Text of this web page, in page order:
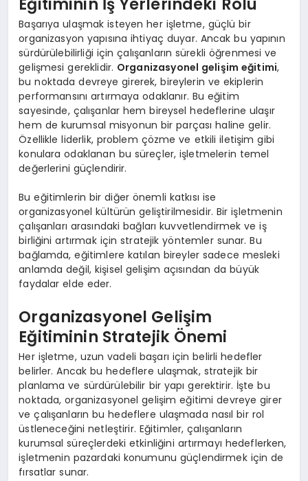
Başarıya ulaşmak isteyen her işletme, güçlü bir
organizasyon yapısına ihtiyaç duyar. Ancak bu yapının
sürdürülebilirliği için çalışanların sürekli öğrenmesi ve
gelişmesi gereklidir. Organizasyonel gelişim eğitimi,
bu noktada devreye girerek, bireylerin ve ekiplerin
performansını artırmaya odaklanır. Bu eğitim
sayesinde, çalışanlar hem bireysel hedeflerine ulaşır
hem de kurumsal misyonun bir parçası haline gelir.
Özellikle liderlik, problem çözme ve etkili iletişim gibi
konulara odaklanan bu süreçler, işletmelerin temel
değerlerini güçlendirir.
Bu eğitimlerin bir diğer önemli katkısı ise
organizasyonel kültürün geliştirilmesidir. Bir işletmenin
çalışanları arasındaki bağları kuvvetlendirmek ve iş
birliğini artırmak için stratejik yöntemler sunar. Bu
bağlamda, eğitimlere katılan bireyler sadece mesleki
anlamda değil, kişisel gelişim açısından da büyük
faydalar elde eder.
Organizasyonel Gelişim
Eğitiminin Stratejik Önemi
Her işletme, uzun vadeli başarı için belirli hedefler
belirler. Ancak bu hedeflere ulaşmak, stratejik bir
planlama ve sürdürülebilir bir yapı gerektirir. İşte bu
noktada, organizasyonel gelişim eğitimi devreye girer
ve çalışanların bu hedeflere ulaşmada nasıl bir rol
üstleneceğini netleştirir. Eğitimler, çalışanların
kurumsal süreçlerdeki etkinliğini artırmayı hedeflerken,
işletmenin pazardaki konumunu güçlendirmek için de
fırsatlar sunar.